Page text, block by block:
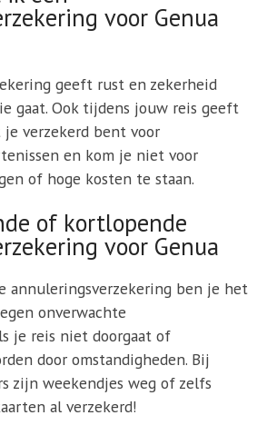
voor Genua
geeft rust en zekerheid
gaat. Ook tijdens jouw reis geeft
verzekerd bent voor
en kom je niet voor
of hoge kosten te staan.
of kortlopende
voor Genua
annuleringsverzekering ben je het
onverwachte
je reis niet doorgaat of
door omstandigheden. Bij
zijn weekendjes weg of zelfs
al verzekerd!